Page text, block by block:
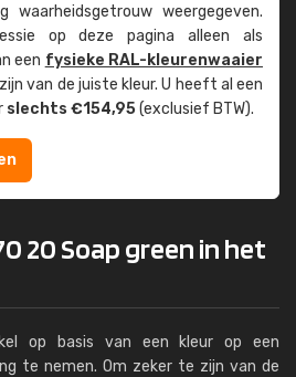
waarheids­­getrouw weer­gegeven.
op deze pagina alleen als
een fysieke RAL-kleuren­waaier
van de juiste kleur. U heeft al een
slechts €154,95(exclusief BTW).
20 Soap green in het
op basis van een kleur op een
te nemen. Om zeker te zijn van de